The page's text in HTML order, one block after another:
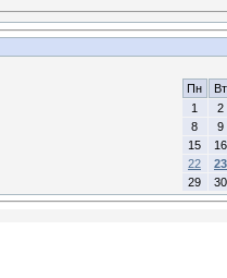
Пн
Вт
1
2
8
9
15
16
22
23
29
30